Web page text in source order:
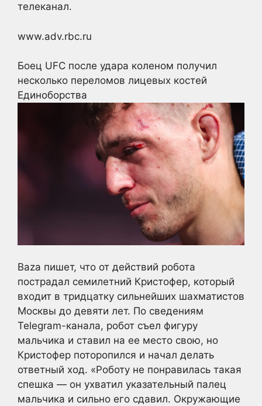
телеканал.
www.adv.rbc.ru
Боец UFC после удара коленом получил
несколько переломов лицевых костей
Единоборства
Baza пишет, что от действий робота
пострадал семилетний Кристофер, который
входит в тридцатку сильнейших шахматистов
Москвы до девяти лет. По сведениям
Telegram-канала, робот съел фигуру
мальчика и ставил на ее место свою, но
Кристофер поторопился и начал делать
ответный ход. «Роботу не понравилась такая
спешка — он ухватил указательный палец
мальчика и сильно его сдавил. Окружающие